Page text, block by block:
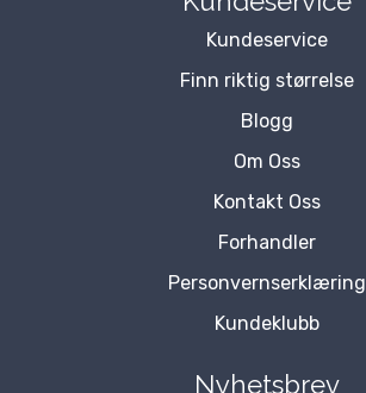
Kundeservice
Finn riktig størrelse
Blogg
Om Oss
Kontakt Oss
Forhandler
Personvernserklæring
Kundeklubb
Nyhetsbrev